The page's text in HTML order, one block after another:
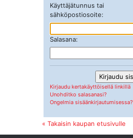
Käyttäjätunnus tai
sähköpostiosoite:
Salasana:
Kirjaudu kertakäyttöisellä linkillä
Unohditko salasanasi?
Ongelmia sisäänkirjautumisessa?
« Takaisin kaupan etusivulle